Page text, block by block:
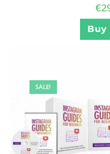
€
Buy
SALE!